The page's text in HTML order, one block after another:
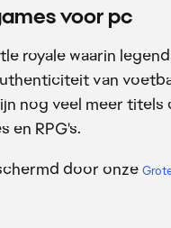
voor pc
royale waarin
van
nog veel meer
en RPG's.
door onze